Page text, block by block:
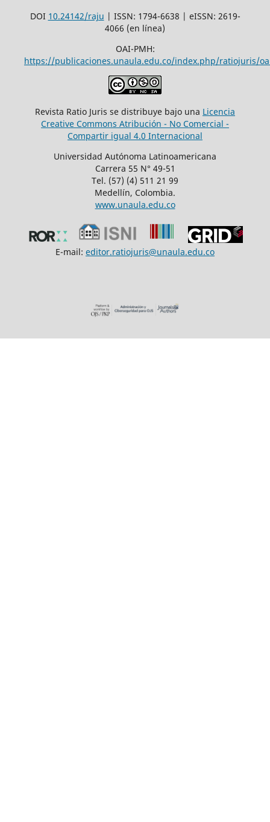
DOI 10.24142/raju | ISSN: 1794-6638 | eISSN: 2619-
4066 (en línea)
OAI-PMH:
https://publicaciones.unaula.edu.co/index.php/ratiojuris/
Revista Ratio Juris se distribuye bajo una Licencia
Creative Commons Atribución - No Comercial -
Compartir igual 4.0 Internacional
Universidad Autónoma Latinoamericana
Carrera 55 N° 49-51
Tel. (57) (4) 511 21 99
Medellín, Colombia.
www.unaula.edu.co
E-mail: editor.ratiojuris@unaula.edu.co